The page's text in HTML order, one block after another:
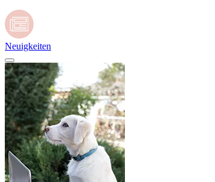
Neuigkeiten